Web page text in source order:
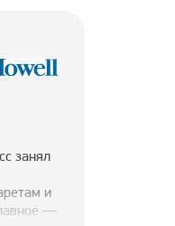
занял
и
—